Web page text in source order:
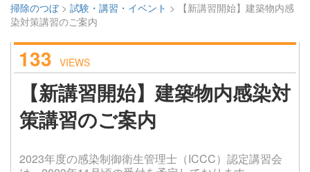
掃除のつぼ> 試験・講習・イベント >
【新講習開始】建築物内感
染対策講習のご案内
133 VIEWS
【新講習開始】建築物内感染対
策講習のご案内
2023年度の感染制御衛生管理士（ICCC）認定講習会